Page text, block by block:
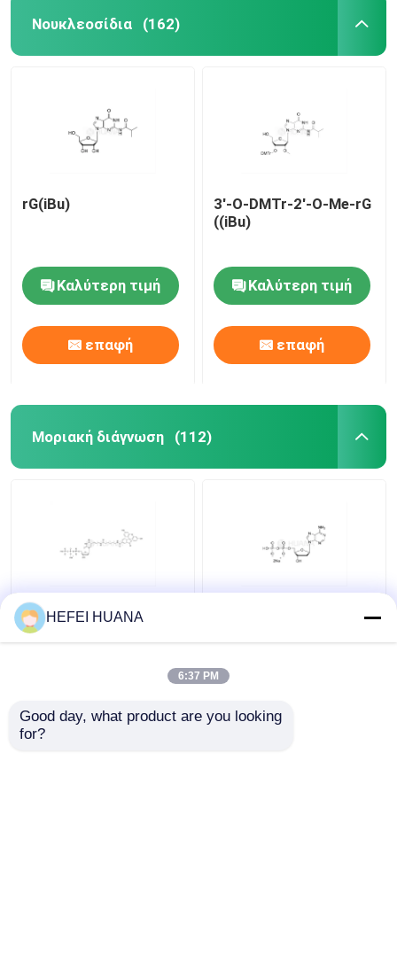
Νουκλεοσίδια (162)
rG(iBu)
Καλύτερη τιμή
επαφή
3'-O-DMTr-2'-O-Me-rG
((iBu)
Καλύτερη τιμή
επαφή
Μοριακή διάγνωση (112)
Φθοροσεΐνη-12-dUTP
1mM Λύσιμο νατρίου
Αλάτι δινατρίου dADP
HEFEI HUANA
6:37 PM
Good day, what product are you looking
for?